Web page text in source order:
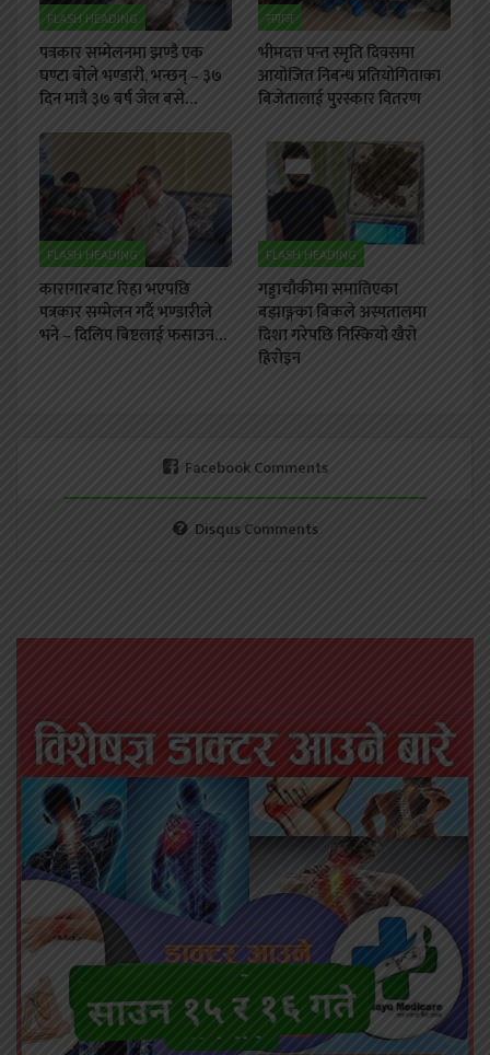
FLASH HEADING
पत्रकार सम्मेलनमा झण्डै एक
घण्टा बोले भण्डारी, भन्छन् – ३७
दिन मात्रै ३७ बर्ष जेल बसे…
समाज
भीमदत्त पन्त स्मृति दिवसमा
आयोजित निबन्ध प्रतियोगिताका
बिजेतालाई पुरस्कार वितरण
FLASH HEADING
कारागारबाट रिहा भएपछि
पत्रकार सम्मेलन गर्दै भण्डारीले
भने – दिलिप बिष्टलाई फसाउन…
FLASH HEADING
गड्डाचौकीमा समातिएका
बझाङ्गका बिकले अस्पतालमा
दिशा गरेपछि निस्कियो खैरो
हिरोइन
Facebook Comments
Disqus Comments